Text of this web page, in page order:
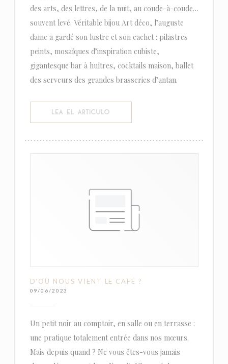
des arts, des lettres, de la nuit, au coude-à-coude…
souvent levé. Véritable bijou Art déco, l’auguste
dame a gardé son lustre et son cachet : pilastres
peints, mosaïques d’inspiration cubiste,
gigantesque bar à huîtres, cocktails maison, ballet
des serveurs des grandes brasseries d’antan.
LEA EL ARTICULO
D’OÙ NOUS VIENT LE CAFÉ ?
09/06/2023
Un petit noir au comptoir, en salle ou en terrasse :
une pratique totalement entrée dans nos mœurs.
Mais depuis quand ? Ne vous êtes-vous jamais